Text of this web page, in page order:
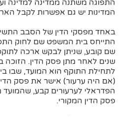
התפוגה משתנה ממדינה למדינה
המדינות יש גם אפשרות לקבל
התייחס בית המשפט שם לחוק
שם קובע, שניתן לבקש ארכה
שנים לאחר מתן פסק הדין. הזוכה
לתחילת התוקף הוא המועד, שבו
(אם היה ערעור) אישר את פסק
הפדראלי לערעורים קבע, שהמועד
פסק הדין המקורי.